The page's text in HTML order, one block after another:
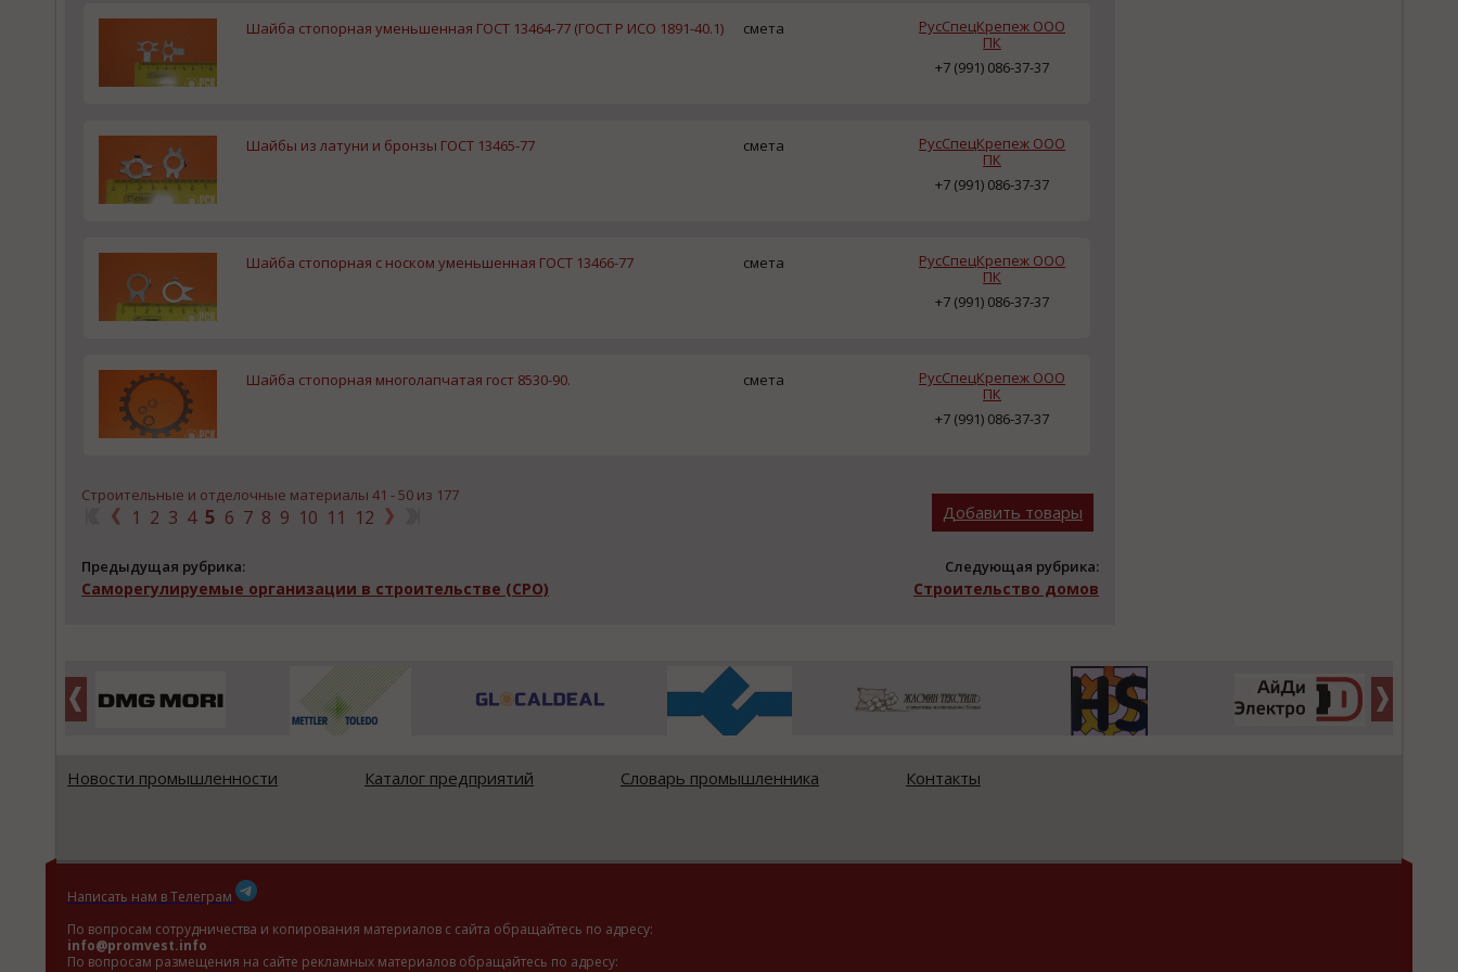
Шайба стопорная уменьшенная ГОСТ 13464-77 (ГОСТ Р ИСО 1891-40.1) смета
РусСпецКрепеж ООО
ПК
+7 (991) 086-37-37
Шайбы из латуни и бронзы ГОСТ 13465-77 смета
РусСпецКрепеж ООО
ПК
+7 (991) 086-37-37
Шайба стопорная с носком уменьшенная ГОСТ 13466-77 смета
РусСпецКрепеж ООО
ПК
+7 (991) 086-37-37
Шайба стопорная многолапчатая гост 8530-90. смета
РусСпецКрепеж ООО
ПК
+7 (991) 086-37-37
Строительные и отделочные материалы 41 - 50 из 177
1 2 3 4 5 6 7 8 9 10 11 12 Добавить товары
Предыдущая рубрика:
Саморегулируемые организации в строительстве (СРО)
Следующая рубрика:
Строительство домов
Новости промышленности Каталог предприятий Словарь промышленника Контакты
Написать нам в Телеграм
По вопросам сотрудничества и копирования материалов с сайта обращайтесь по адресу:
info@promvest.info
По вопросам размещения на сайте рекламных материалов обращайтесь по адресу: